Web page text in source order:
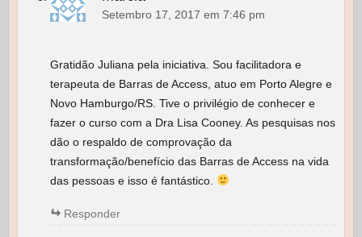
Setembro 17, 2017 em 7:46 pm
Gratidão Juliana pela iniciativa. Sou facilitadora e
terapeuta de Barras de Access, atuo em Porto Alegre e
Novo Hamburgo/RS. Tive o privilégio de conhecer e
fazer o curso com a Dra Lisa Cooney. As pesquisas nos
dão o respaldo de comprovação da
transformação/benefício das Barras de Access na vida
das pessoas e isso é fantástico.
Responder